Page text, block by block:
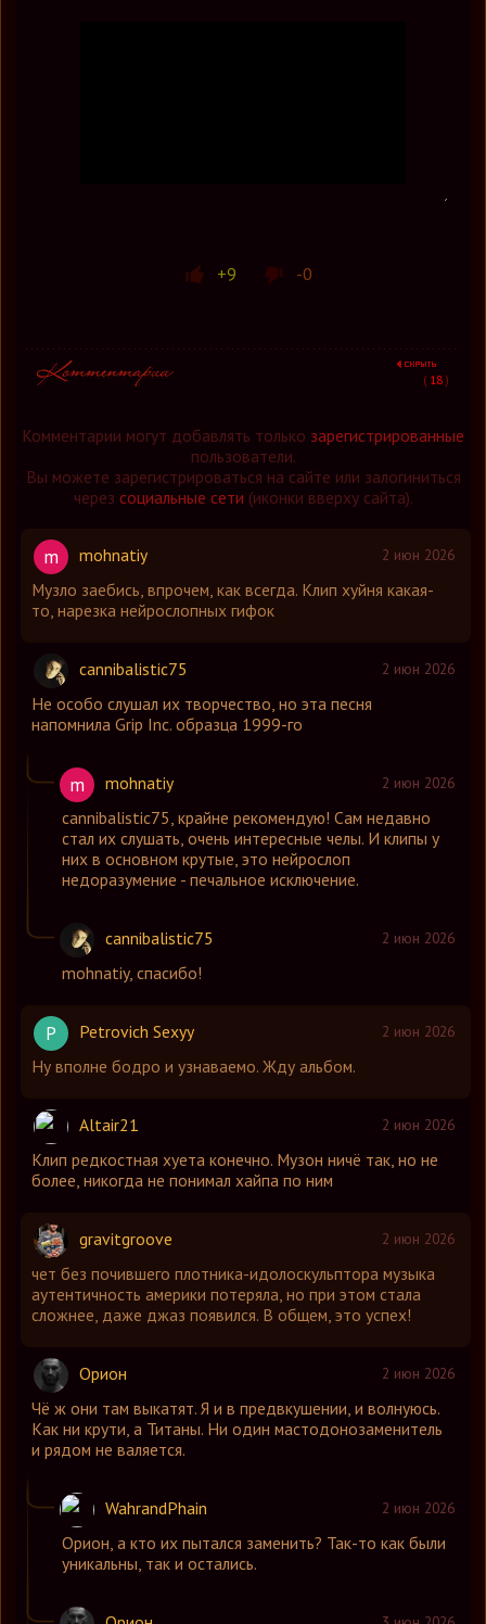
+9 -0
( 18 )
Комментарии могут добавлять только зарегистрированные
пользователи.
Вы можете зарегистрироваться на сайте или залогиниться
через социальные сети (иконки вверху сайта).
2 июн 2026
m
mohnatiy
Музло заебись, впрочем, как всегда. Клип хуйня какая-
то, нарезка нейрослопных гифок
2 июн 2026
cannibalistic75
Не особо слушал их творчество, но эта песня
напомнила Grip Inc. образца 1999-го
2 июн 2026
m
mohnatiy
cannibalistic75, крайне рекомендую! Сам недавно
стал их слушать, очень интересные челы. И клипы у
них в основном крутые, это нейрослоп
недоразумение - печальное исключение.
2 июн 2026
cannibalistic75
mohnatiy, спасибо!
2 июн 2026
P
Petrovich Sexyy
Ну вполне бодро и узнаваемо. Жду альбом.
2 июн 2026
Altair21
Клип редкостная хуета конечно. Музон ничё так, но не
более, никогда не понимал хайпа по ним
2 июн 2026
gravitgroove
чет без почившего плотника-идолоскульптора музыка
аутентичность америки потеряла, но при этом стала
сложнее, даже джаз появился. В общем, это успех!
2 июн 2026
Орион
Чё ж они там выкатят. Я и в предвкушении, и волнуюсь.
Как ни крути, а Титаны. Ни один мастодонозаменитель
и рядом не валяется.
2 июн 2026
WahrandPhain
Орион, а кто их пытался заменить? Так-то как были
уникальны, так и остались.